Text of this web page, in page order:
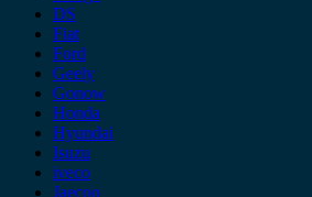
DS
Fiat
Ford
Geely
Gonow
Honda
Hyundai
Isuzu
iveco
Jaecoo